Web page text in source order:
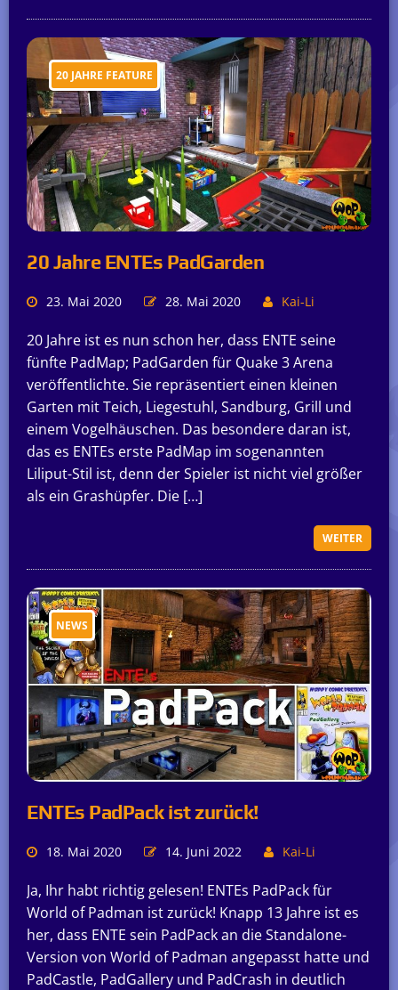
20 JAHRE FEATURE
20 Jahre ENTEs PadGarden
23. Mai 2020 28. Mai 2020 Kai-Li
20 Jahre ist es nun schon her, dass ENTE seine
fünfte PadMap; PadGarden für Quake 3 Arena
veröffentlichte. Sie repräsentiert einen kleinen
Garten mit Teich, Liegestuhl, Sandburg, Grill und
einem Vogelhäuschen. Das besondere daran ist,
das es ENTEs erste PadMap im sogenannten
Liliput-Stil ist, denn der Spieler ist nicht viel größer
als ein Grashüpfer. Die […]
WEITER
NEWS
ENTEs PadPack ist zurück!
18. Mai 2020 14. Juni 2022 Kai-Li
Ja, Ihr habt richtig gelesen! ENTEs PadPack für
World of Padman ist zurück! Knapp 13 Jahre ist es
her, dass ENTE sein PadPack an die Standalone-
Version von World of Padman angepasst hatte und
PadCastle, PadGallery und PadCrash in deutlich